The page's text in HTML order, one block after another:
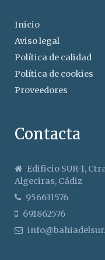
Inicio
Aviso legal
Política de calidad
Política de cookies
Proveedores
Contacta
Edificio SUR-1,
Algeciras, Cádiz
956631576
691862576